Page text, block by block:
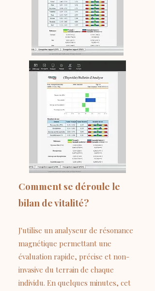
Comment se déroule le
bilan de vitalité?
J'utilise un analyseur de résonance
magnétique permettant une
évaluation rapide, précise et non-
invasive du terrain de chaque
individu. En quelques minutes, cet